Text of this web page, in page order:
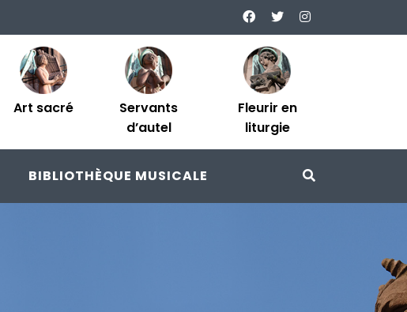
Art sacré
Servants
d’autel
Fleurir en
liturgie
BIBLIOTHÈQUE MUSICALE